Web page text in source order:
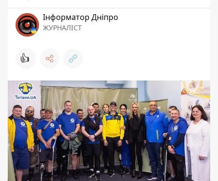
Інформатор Дніпро
ЖУРНАЛІСТ
👍